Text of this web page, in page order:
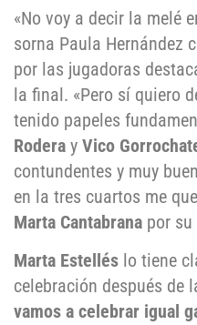
«No voy a decir la melé
sorna Paula Hernández
por las jugadoras
la final. «Pero sí quiero
tenido papeles
Rodera y Vico
contundentes y muy
en la tres cuartos me
Marta Cantabrana por
Marta Estellés lo tiene
celebración después de
vamos a celebrar igual